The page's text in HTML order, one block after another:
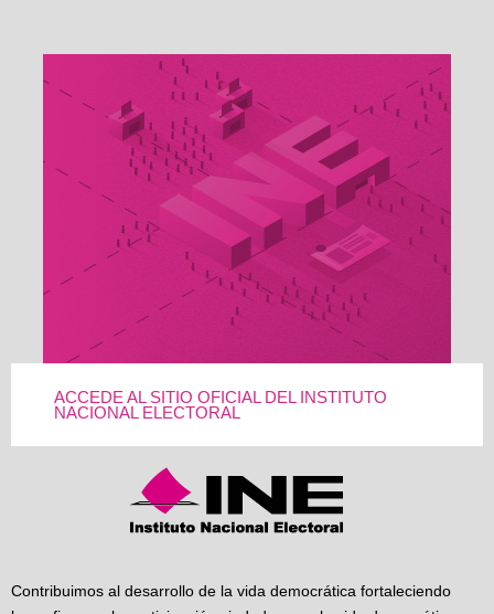
ACCEDE AL SITIO OFICIAL DEL INSTITUTO
NACIONAL ELECTORAL
Contribuimos al desarrollo de la vida democrática fortaleciendo